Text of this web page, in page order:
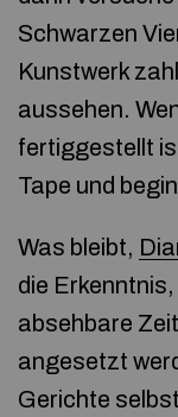
Schwarzen
Kunstwerk
aussehen.
fertiggestellt
Tape und
Was bleibt,
die
absehbare
angesetzt
Gerichte